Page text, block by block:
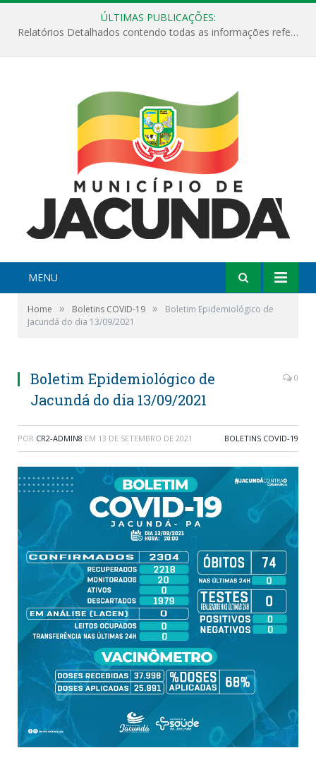
ÚLTIMAS PUBLICAÇÕES:
Relatórios Detalhados contendo todas as informações referentes a execução de recursos destinados ao fomento de projetos culturais no Município de Jacundá entre os anos de 2022 ao presente ano de 2026.
MENU
Home » Boletins COVID-19 »
Boletim Epidemiológico de
Jacundá do dia 13/09/2021
Boletim Epidemiológico de
Jacundá do dia 13/09/2021
0
POR CR2-ADMIN8 EM 13 DE SETEMBRO DE 2021 BOLETINS COVID-19